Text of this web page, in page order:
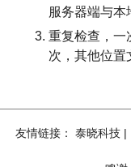
服务器端与本
重复检查，一
次，其他位置
友情链接： 泰晓科技|